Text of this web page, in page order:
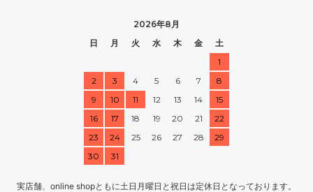
2026年8月
日
月 火 水 木 金
土
1
2
3 4 5 6 7
8
9
10 11 12 13 14
15
16
17 18 19 20 21
22
23
24 25 26 27 28
29
30
31
実店舗、online shopともに土日月曜日と祝日は定休日となっております。